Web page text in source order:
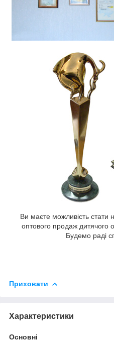
Ви маєте можливість стати
оптового продаж
Будемо раді
Приховати
Характеристики
Основні